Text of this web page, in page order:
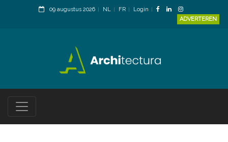
09 augustus 2026 NL FR
Login
ADVERTEREN